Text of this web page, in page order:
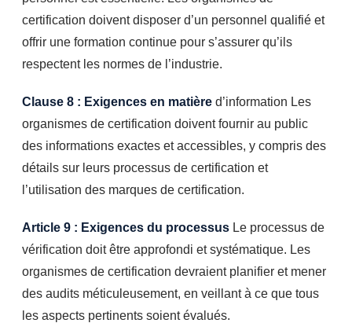
certification doivent disposer d’un personnel qualifié et
offrir une formation continue pour s’assurer qu’ils
respectent les normes de l’industrie.
Clause 8 : Exigences en matière d’information Les
organismes de certification doivent fournir au public
des informations exactes et accessibles, y compris des
détails sur leurs processus de certification et
l’utilisation des marques de certification.
Article 9 : Exigences du processus Le processus de
vérification doit être approfondi et systématique. Les
organismes de certification devraient planifier et mener
des audits méticuleusement, en veillant à ce que tous
les aspects pertinents soient évalués.